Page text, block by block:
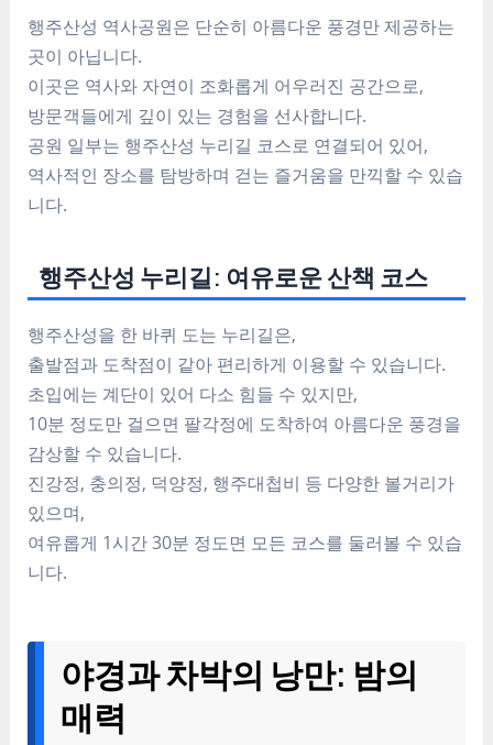
행주산성 역사공원은 단순히 아름다운 풍경만 제공하는
곳이 아닙니다.
이곳은 역사와 자연이 조화롭게 어우러진 공간으로,
방문객들에게 깊이 있는 경험을 선사합니다.
공원 일부는 행주산성 누리길 코스로 연결되어 있어,
역사적인 장소를 탐방하며 걷는 즐거움을 만끽할 수 있습
니다.
행주산성 누리길: 여유로운 산책 코스
행주산성을 한 바퀴 도는 누리길은,
출발점과 도착점이 같아 편리하게 이용할 수 있습니다.
초입에는 계단이 있어 다소 힘들 수 있지만,
10분 정도만 걸으면 팔각정에 도착하여 아름다운 풍경을
감상할 수 있습니다.
진강정, 충의정, 덕양정, 행주대첩비 등 다양한 볼거리가
있으며,
여유롭게 1시간 30분 정도면 모든 코스를 둘러볼 수 있습
니다.
야경과 차박의 낭만: 밤의
매력